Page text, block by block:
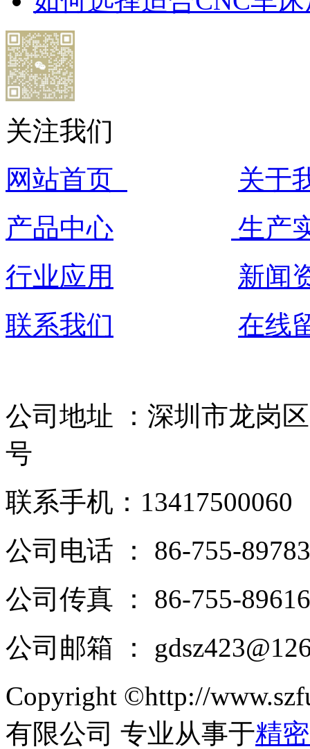
关注我们
网站首页
关于
产品中心
生产
行业应用
新闻
联系我们
在线
公司地址 ：深圳市龙岗
号
联系手机：13417500060
公司电话 ： 86-755-
公司传真 ： 86-755-
公司邮箱 ：
Copyright ©http://
有限公司 专业从事于精